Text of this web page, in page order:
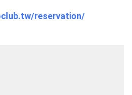
reservation/